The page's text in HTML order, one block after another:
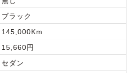
ブラック
145,000Km
15,660円
セダン